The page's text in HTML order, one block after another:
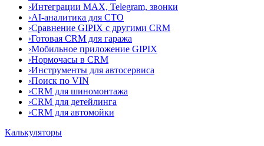
›Интеграции MAX, Telegram, звонки
›AI-аналитика для СТО
›Сравнение GIPIX с другими CRM
›Готовая CRM для гаража
›Мобильное приложение GIPIX
›Нормочасы в CRM
›Инструменты для автосервиса
›Поиск по VIN
›CRM для шиномонтажа
›CRM для детейлинга
›CRM для автомойки
Калькуляторы